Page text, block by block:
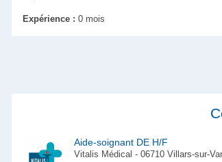
Expérience : 0 mois
Aide-soignant DE H/F
Vitalis Médical - 06710 Villars-sur-